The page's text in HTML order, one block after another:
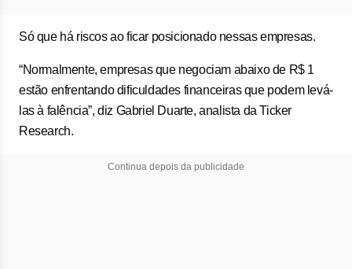
Só que há riscos ao ficar posicionado nessas empresas.
“Normalmente, empresas que negociam abaixo de R$ 1
estão enfrentando dificuldades financeiras que podem levá-
las à falência”, diz Gabriel Duarte, analista da Ticker
Research.
Continua depois da publicidade